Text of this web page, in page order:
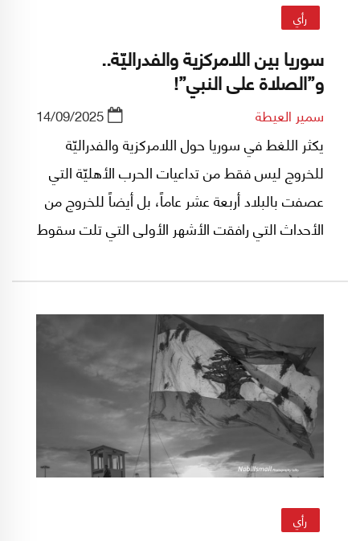
رأي
سوريا بين اللامركزية والفدراليّة..
و”الصلاة على النبي”!
سمير العيطة 14/09/2025
يكثر اللغط في سوريا حول اللامركزية والفدراليّة
للخروج ليس فقط من تداعيات الحرب الأهليّة التي
عصفت بالبلاد أربعة عشر عاماً، بل أيضاً للخروج من
الأحداث التي رافقت الأشهر الأولى التي تلت سقوط
مسبوقة.
رأي